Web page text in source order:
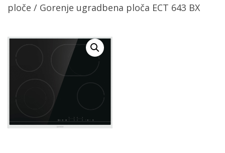
ploče / Gorenje ugradbena ploča ECT 643 BX